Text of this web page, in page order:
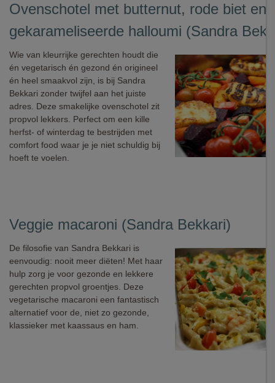
Ovenschotel met butternut, rode biet en
gekarameliseerde halloumi (Sandra
Wie van kleurrijke gerechten houdt die
én vegetarisch én gezond én origineel
én heel smaakvol zijn, is bij Sandra
Bekkari zonder twijfel aan het juiste
adres. Deze smakelijke ovenschotel zit
propvol lekkers. Perfect om een kille
herfst- of winterdag te bestrijden met
comfort food waar je je niet schuldig bij
hoeft te voelen.
Veggie macaroni (Sandra Bekkari)
De filosofie van Sandra Bekkari is
eenvoudig: nooit meer diëten! Met haar
hulp zorg je voor gezonde en lekkere
gerechten propvol groentjes. Deze
vegetarische macaroni een fantastisch
alternatief voor de, niet zo gezonde,
klassieker met kaassaus en ham.